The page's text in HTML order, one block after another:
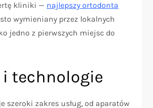
kliniki — najlepszy ortodonta
wymieniany przez lokalnych
jedno z pierwszych miejsc do
i technologie
szeroki zakres usług, od aparatów